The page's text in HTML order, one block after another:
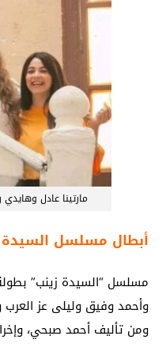
مارتينا عادل
أبطال مسلسل السيدة
مسلسل “السيدة زينب”
وأحمد وفيق وليلى عز العرب
ومن تأليف أحمد صبحي،